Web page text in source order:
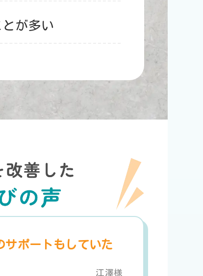
が多い
サポートもしていた
江澤様